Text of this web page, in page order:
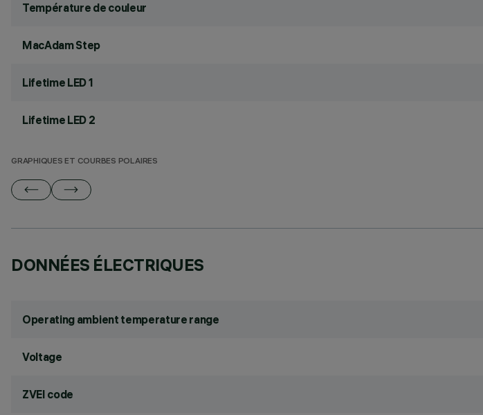
Température de couleur
MacAdam Step
Lifetime LED 1
Lifetime LED 2
GRAPHIQUES ET COURBES POLAIRES
DONNÉES ÉLECTRIQUES
Operating ambient temperature range
Voltage
ZVEI code